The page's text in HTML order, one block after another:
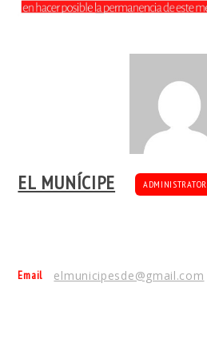
EL MUNÍCIPE ADMINISTRATOR
Email elmunicipesde@gmail.com